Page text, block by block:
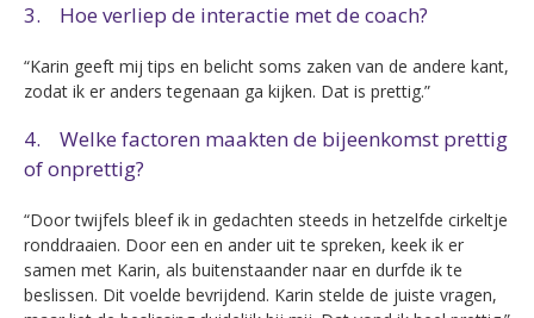
3. Hoe verliep de interactie met de coach?
“Karin geeft mij tips en belicht soms zaken van de andere kant,
zodat ik er anders tegenaan ga kijken. Dat is prettig.”
4. Welke factoren maakten de bijeenkomst prettig
of onprettig?
“Door twijfels bleef ik in gedachten steeds in hetzelfde cirkeltje
ronddraaien. Door een en ander uit te spreken, keek ik er
samen met Karin, als buitenstaander naar en durfde ik te
beslissen. Dit voelde bevrijdend. Karin stelde de juiste vragen,